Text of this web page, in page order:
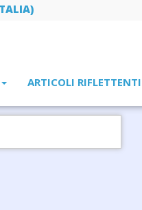
ARTICOLI RIFLETTENTI